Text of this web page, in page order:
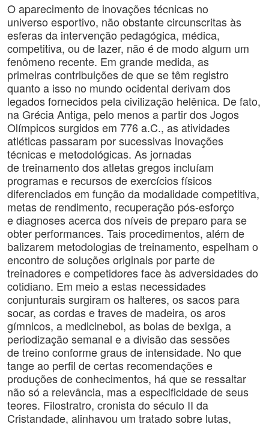
O aparecimento de inovações técnicas no
universo esportivo, não obstante circunscritas às
esferas da intervenção pedagógica, médica,
competitiva, ou de lazer, não é de modo algum um
fenômeno recente. Em grande medida, as
primeiras contribuições de que se têm registro
quanto a isso no mundo ocidental derivam dos
legados fornecidos pela civilização helênica. De fato,
na Grécia Antiga, pelo menos a partir dos Jogos
Olímpicos surgidos em 776 a.C., as atividades
atléticas passaram por sucessivas inovações
técnicas e metodológicas. As jornadas
de treinamento dos atletas gregos incluíam
programas e recursos de exercícios físicos
diferenciados em função da modalidade competitiva,
metas de rendimento, recuperação pós-esforço
e diagnoses acerca dos níveis de preparo para se
obter performances. Tais procedimentos, além de
balizarem metodologias de treinamento, espelham o
encontro de soluções originais por parte de
treinadores e competidores face às adversidades do
cotidiano. Em meio a estas necessidades
conjunturais surgiram os halteres, os sacos para
socar, as cordas e traves de madeira, os aros
gímnicos, a medicinebol, as bolas de bexiga, a
periodização semanal e a divisão das sessões
de treino conforme graus de intensidade. No que
tange ao perfil de certas recomendações e
produções de conhecimentos, há que se ressaltar
não só a relevância, mas a especificidade de seus
teores. Filostratro, cronista do século II da
Cristandade, alinhavou um tratado sobre lutas,